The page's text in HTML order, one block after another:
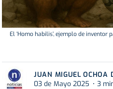
El ‘Homo habilis’, ejemplo de
JUAN MIGUEL OCHOA
03 de Mayo 2025
3